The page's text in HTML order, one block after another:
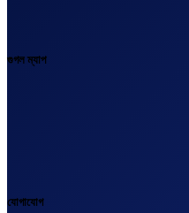
গুগল ম্যাপ
যোগাযোগ